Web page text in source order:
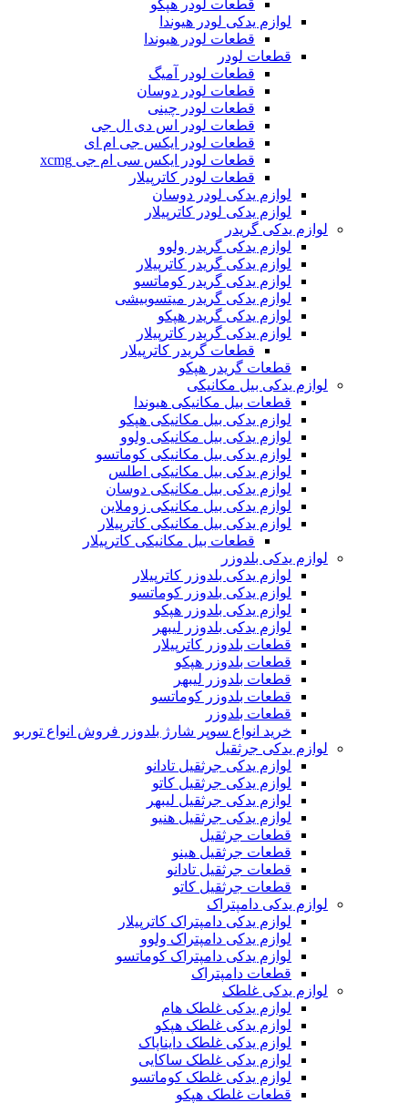
قطعات لودر هپکو
لوازم یدکی لودر هیوندا
قطعات لودر هیوندا
قطعات لودر
قطعات لودر آمیگ
قطعات لودر دوسان
قطعات لودر چینی
قطعات لودر اس دی ال جی
قطعات لودر ایکس جی ام ای
قطعات لودر ایکس سی ام جی xcmg
قطعات لودر کاترپیلار
لوازم یدکی لودر دوسان
لوازم یدکی لودر کاترپیلار
لوازم یدکی گریدر
لوازم یدکی گریدر ولوو
لوازم یدکی گریدر کاترپیلار
لوازم یدکی گریدر کوماتسو
لوازم یدکی گریدر میتسوبیشی
لوازم یدکی گریدر هپکو
لوازم یدکی گریدر کاترپیلار
قطعات گریدر کاترپیلار
قطعات گریدر هپکو
لوازم یدکی بیل مکانیکی
قطعات بیل مکانیکی هیوندا
لوازم یدکی بیل مکانیکی هپکو
لوازم یدکی بیل مکانیکی ولوو
لوازم یدکی بیل مکانیکی کوماتسو
لوازم یدکی بیل مکانیکی اطلس
لوازم یدکی بیل مکانیکی دوسان
لوازم یدکی بیل مکانیکی زوملاین
لوازم یدکی بیل مکانیکی کاترپیلار
قطعات بیل مکانیکی کاترپیلار
لوازم یدکی بلدوزر
لوازم یدکی بلدوزر کاترپیلار
لوازم یدکی بلدوزر کوماتسو
لوازم یدکی بلدوزر هپکو
لوازم یدکی بلدوزر لیبهر
قطعات بلدوزر کاترپیلار
قطعات بلدوزر هپکو
قطعات بلدوزر لیبهر
قطعات بلدوزر کوماتسو
قطعات بلدوزر
خرید انواع سوپر شارژ بلدوزر فروش انواع توربو
لوازم یدکی جرثقیل
لوازم یدکی جرثقیل تادانو
لوازم یدکی جرثقیل کاتو
لوازم یدکی جرثقیل لیبهر
لوازم یدکی جرثقیل هنیو
قطعات جرثقیل
قطعات جرثقیل هینو
قطعات جرثقیل تادانو
قطعات جرثقیل کاتو
لوازم یدکی دامپتراک
لوازم یدکی دامپتراک کاترپیلار
لوازم یدکی دامپتراک ولوو
لوازم یدکی دامپتراک کوماتسو
قطعات دامپتراک
لوازم یدکی غلطک
لوازم یدکی غلطک هام
لوازم یدکی غلطک هپکو
لوازم یدکی غلطک دایناپاک
لوازم یدکی غلطک ساکایی
لوازم یدکی غلطک کوماتسو
قطعات غلطک هپکو